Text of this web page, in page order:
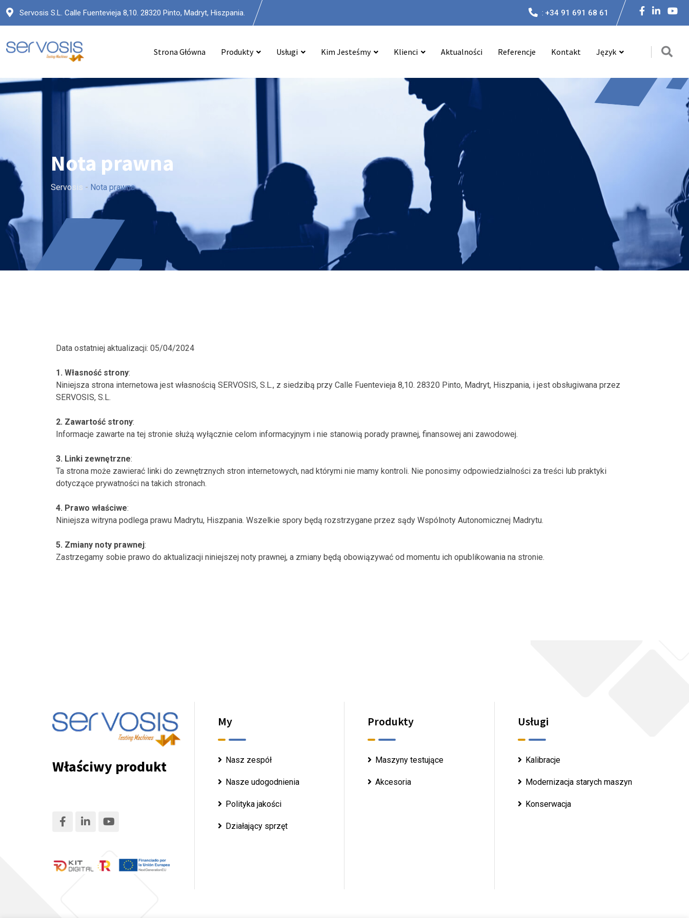
Servosis S.L. Calle Fuentevieja 8,10. 28320 Pinto, Madryt, Hiszpania. : +34 91 691 68 61
Strona Główna Produkty Usługi Kim Jesteśmy Klienci Aktualności Referencje Kontakt Język
Nota prawna
Servosis - Nota prawna
Data ostatniej aktualizacji: 05/04/2024
1. Własność strony:
Niniejsza strona internetowa jest własnością SERVOSIS, S.L., z siedzibą przy Calle Fuentevieja 8,10. 28320 Pinto, Madryt, Hiszpania, i jest obsługiwana przez
SERVOSIS, S.L.
2. Zawartość strony:
Informacje zawarte na tej stronie służą wyłącznie celom informacyjnym i nie stanowią porady prawnej, finansowej ani zawodowej.
3. Linki zewnętrzne:
Ta strona może zawierać linki do zewnętrznych stron internetowych, nad którymi nie mamy kontroli. Nie ponosimy odpowiedzialności za treści lub praktyki
dotyczące prywatności na takich stronach.
4. Prawo właściwe:
Niniejsza witryna podlega prawu Madrytu, Hiszpania. Wszelkie spory będą rozstrzygane przez sądy Wspólnoty Autonomicznej Madrytu.
5. Zmiany noty prawnej:
Zastrzegamy sobie prawo do aktualizacji niniejszej noty prawnej, a zmiany będą obowiązywać od momentu ich opublikowania na stronie.
Właściwy produkt
My
Nasz zespół
Nasze udogodnienia
Polityka jakości
Działający sprzęt
Produkty
Maszyny testujące
Akcesoria
Usługi
Kalibracje
Modernizacja starych maszyn
Konserwacja